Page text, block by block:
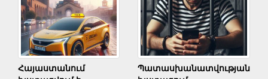
Հայաստանում
Պատասխանատվության